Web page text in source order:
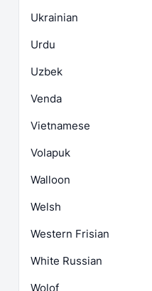
Ukrainian
Urdu
Uzbek
Venda
Vietnamese
Volapuk
Walloon
Welsh
Western Frisian
White Russian
Wolof